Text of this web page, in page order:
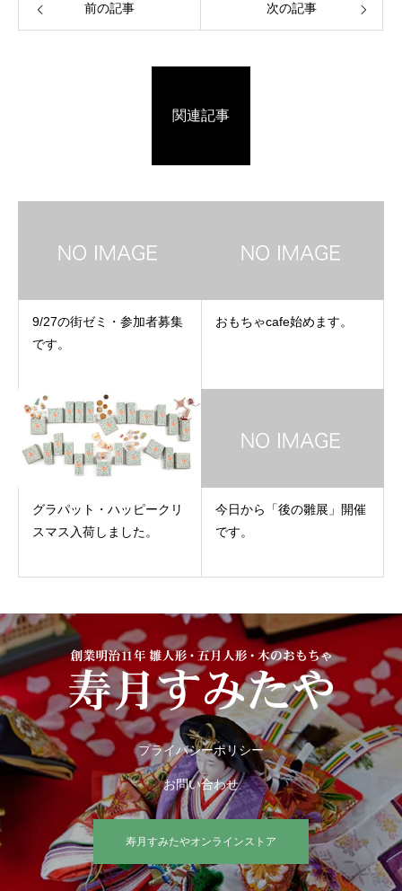
前の記事 次の記事
関連記事
9/27の街ゼミ・参加者募集
です。
おもちゃcafe始めます。
グラパット・ハッピークリ
スマス入荷しました。
今日から「後の雛展」開催
です。
プライバシーポリシー
お問い合わせ
寿月すみたやオンラインストア